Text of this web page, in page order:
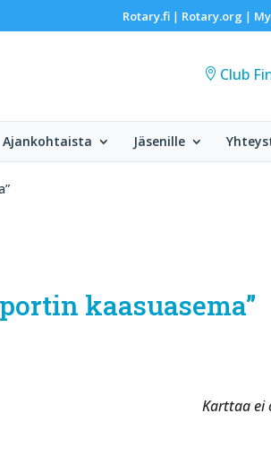
Rotary.fi| Rotary.org |
Club
Ajankohtaista Jäsenille
kaasuasema”
Karttaa ei